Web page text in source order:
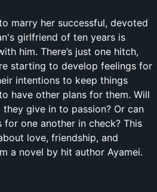
marry her successful, devoted
girlfriend of ten years is
him. There’s just one hitch,
starting to develop feelings for
intentions to keep things
have other plans for them. Will
give in to passion? Or can
one another in check? This
love, friendship, and
a novel by hit author Ayamei.